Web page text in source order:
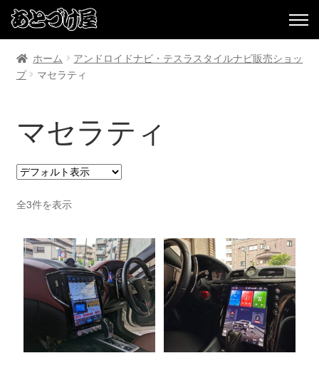
ホーム
アンドロイドナビ・テスラスタイルナビ販売ショッ
プ
マセラティ
マセラティ
全3件を表示